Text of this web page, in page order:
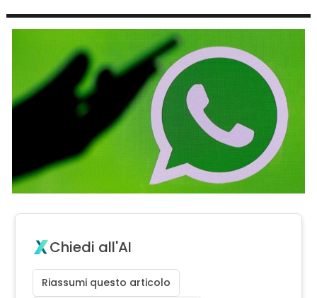
Chiedi all'AI
Riassumi questo articolo